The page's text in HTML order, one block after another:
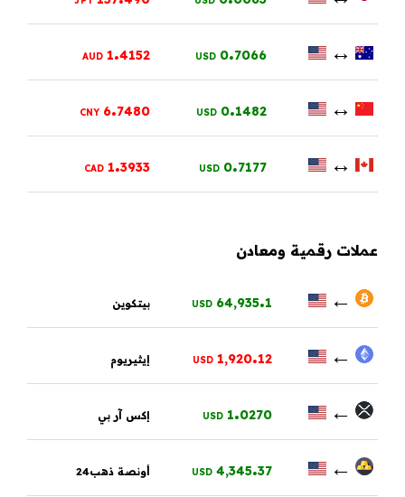
↔
0.7066
USD
1.4152
AUD
↔
0.1482
USD
6.7480
CNY
↔
0.7177
USD
1.3933
CAD
عملات رقمية ومعادن
←
64,935.1
USD بيتكوين
←
1,920.12
USD إيثيريوم
←
1.0270
USD إكس آر بي
←
4,345.37
USD أونصة ذهب24